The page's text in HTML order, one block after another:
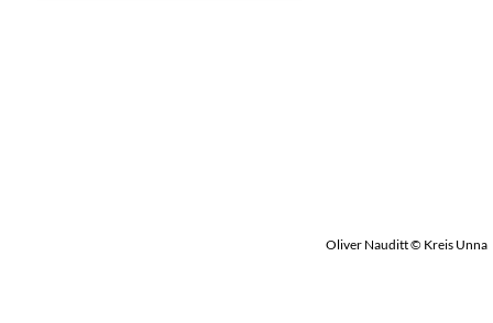
Oliver Nauditt © Kreis Unna